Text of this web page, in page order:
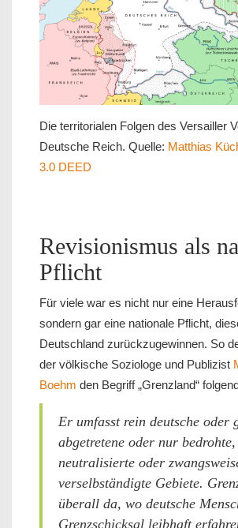
Die territorialen Folgen des Versailler
Deutsche Reich. Quelle: Matthias
3.0 DEED
Revisionismus als
Pflicht
Für viele war es nicht nur eine
sondern gar eine nationale Pflicht,
Deutschland zurückzugewinnen. So
der völkische Soziologe und Publizist
Boehm den Begriff „Grenzland“
Er umfasst rein deutsche oder
abgetretene oder nur bedrohte,
neutralisierte oder
verselbständigte Gebiete.
überall da, wo deutsche
Grenzschicksal leibhaft